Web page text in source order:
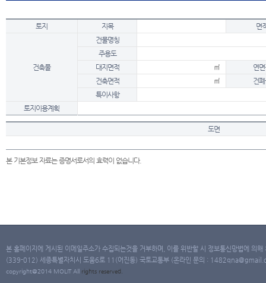
토지 지목 면
건축물
건물명칭
주용도
대지면적
㎡
연
건축면적
㎡
건
특이사항
토지이용계획
도면
본 기본정보 자료는 증명서로서의 효력이 없습니다.
본 홈페이지에 게시된 이메일주소가 수집되는것을 거부하며, 이를 위반할 시 정보통신망법에 의
(339-012) 세종특별자치시 도움6로 11(어진동) 국토교통부 (온라인 문의 :
copyright@2014 MOLIT All rights reserved.